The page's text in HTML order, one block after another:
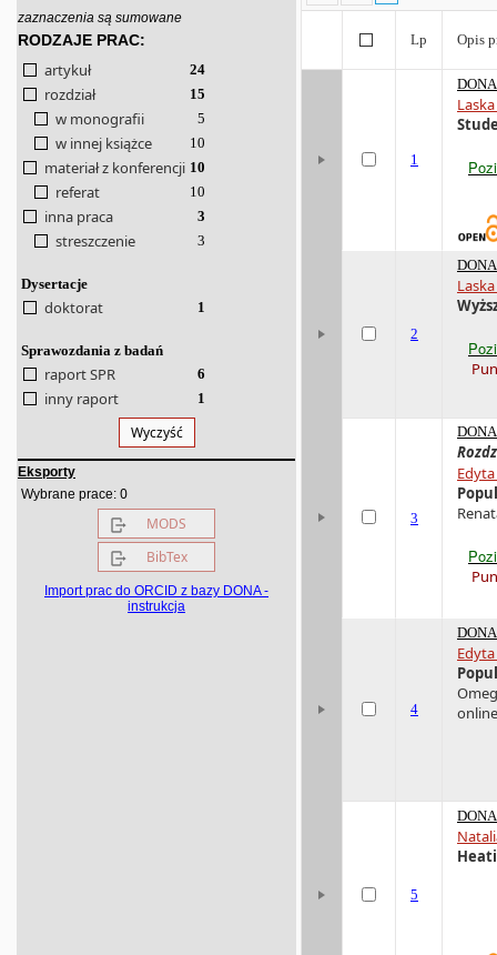
zaznaczenia są sumowane
RODZAJE PRAC:
artykuł 24
rozdział 15
w monografii 5
w innej książce 10
materiał z konferencji 10
referat 10
inna praca 3
streszczenie 3
Dysertacje
doktorat 1
Sprawozdania z badań
raport SPR 6
inny raport 1
Wyczyść
Eksporty
Wybrane prace: 0
MODS
BibTex
Import prac do ORCID z bazy DONA -
instrukcja
Lp Opis
1
2
3
4
5